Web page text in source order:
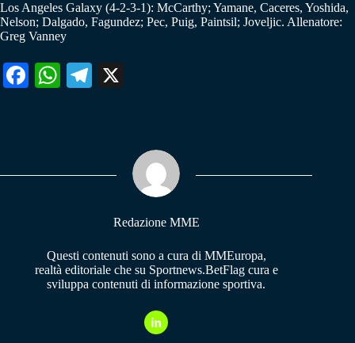
Los Angeles Galaxy (4-2-3-1): McCarthy; Yamane, Caceres, Yoshida,
Nelson; Dalgado, Fagundez; Pec, Puig, Paintsil; Joveljic. Allenatore:
Greg Vanney
Fa W
pp
Te
m
Redazione MME
Questi contenuti sono a cura di MMEuropa,
realtà editoriale che su Sportnews.BetFlag cura e
sviluppa contenuti di informazione sportiva.